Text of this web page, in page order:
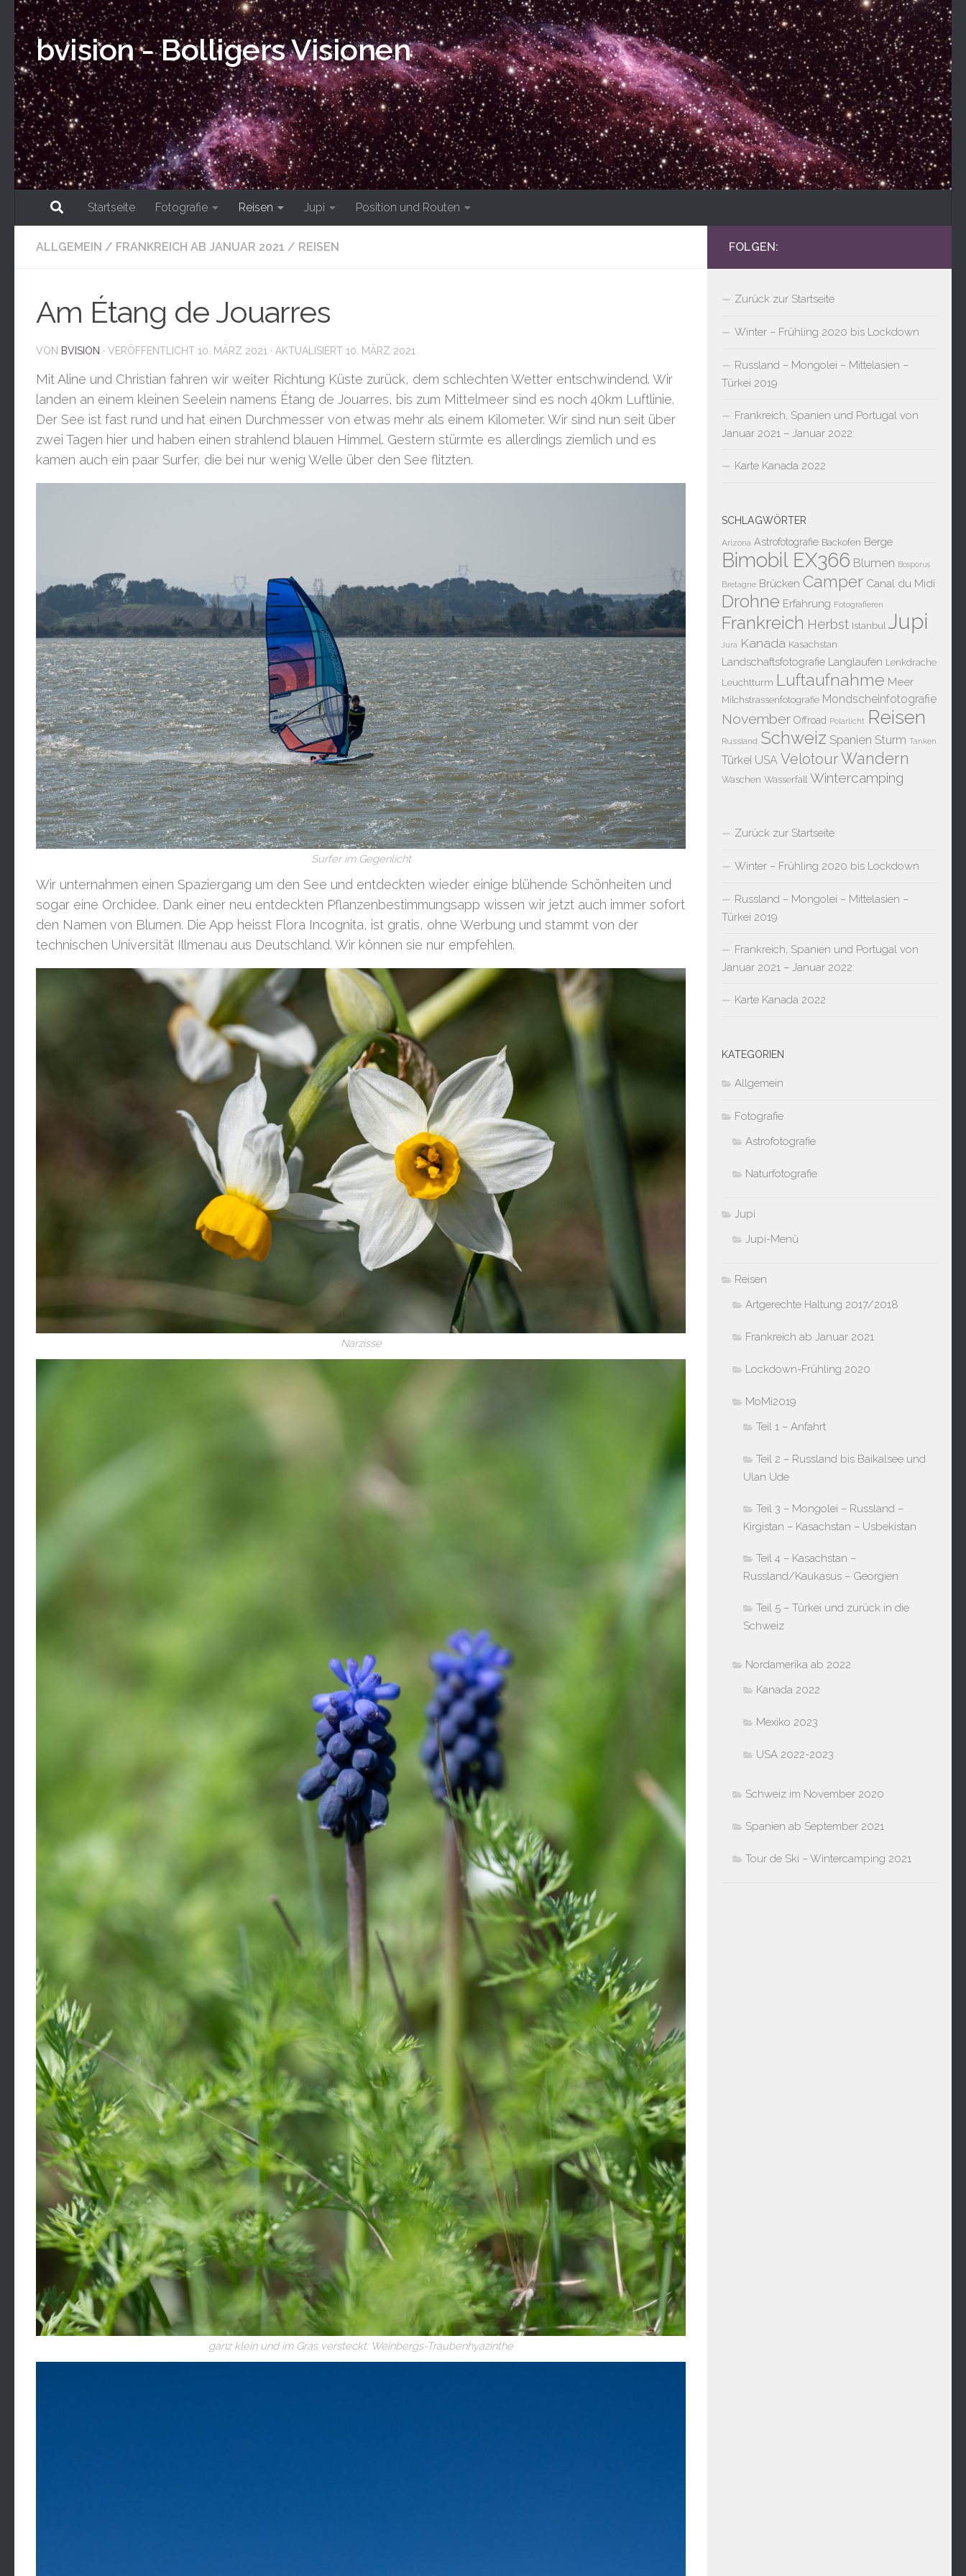
Skip to content
bvision - Bolligers Visionen
Startseite Fotografie Reisen Jupi Position und Routen
ALLGEMEIN / FRANKREICH AB JANUAR 2021 / REISEN
Am Étang de Jouarres
VON BVISION · VERÖFFENTLICHT 10. MÄRZ 2021 · AKTUALISIERT 10. MÄRZ 2021
Mit Aline und Christian fahren wir weiter Richtung Küste zurück, dem schlechten Wetter entschwindend. Wir
landen an einem kleinen Seelein namens Étang de Jouarres, bis zum Mittelmeer sind es noch 40km Luftlinie.
Der See ist fast rund und hat einen Durchmesser von etwas mehr als einem Kilometer. Wir sind nun seit über
zwei Tagen hier und haben einen strahlend blauen Himmel. Gestern stürmte es allerdings ziemlich und es
kamen auch ein paar Surfer, die bei nur wenig Welle über den See flitzten.
Surfer im Gegenlicht
Wir unternahmen einen Spaziergang um den See und entdeckten wieder einige blühende Schönheiten und
sogar eine Orchidee. Dank einer neu entdeckten Pflanzenbestimmungsapp wissen wir jetzt auch immer sofort
den Namen von Blumen. Die App heisst Flora Incognita, ist gratis, ohne Werbung und stammt von der
technischen Universität Illmenau aus Deutschland. Wir können sie nur empfehlen.
Narzisse
ganz klein und im Gras versteckt: Weinbergs-Traubenhyazinthe
FOLGEN:
Zurück zur Startseite
Winter – Frühling 2020 bis Lockdown
Russland – Mongolei – Mittelasien –
Türkei 2019
Frankreich, Spanien und Portugal von
Januar 2021 – Januar 2022:
Karte Kanada 2022
SCHLAGWÖRTER
Arizona Astrofotografie Backofen Berge
Bimobil EX366 Blumen Bosporus
Bretagne Brücken Camper Canal du Midi
Drohne Erfahrung Fotografieren
Frankreich Herbst Istanbul Jupi
Jura Kanada Kasachstan
Landschaftsfotografie Langlaufen Lenkdrache
Leuchtturm Luftaufnahme Meer
Milchstrassenfotografie Mondscheinfotografie
November Offroad Polarlicht Reisen
Russland Schweiz Spanien Sturm Tanken
Türkei USA VelotourWandern
Waschen Wasserfall Wintercamping
Zurück zur Startseite
Winter – Frühling 2020 bis Lockdown
Russland – Mongolei – Mittelasien –
Türkei 2019
Frankreich, Spanien und Portugal von
Januar 2021 – Januar 2022:
Karte Kanada 2022
KATEGORIEN
Allgemein
Fotografie
Astrofotografie
Naturfotografie
Jupi
Jupi-Menü
Reisen
Artgerechte Haltung 2017/2018
Frankreich ab Januar 2021
Lockdown-Frühling 2020
MoMi2019
Teil 1 – Anfahrt
Teil 2 – Russland bis Baikalsee und
Ulan Ude
Teil 3 – Mongolei – Russland –
Kirgistan – Kasachstan – Usbekistan
Teil 4 – Kasachstan –
Russland/Kaukasus – Georgien
Teil 5 – Türkei und zurück in die
Schweiz
Nordamerika ab 2022
Kanada 2022
Mexiko 2023
USA 2022-2023
Schweiz im November 2020
Spanien ab September 2021
Tour de Ski – Wintercamping 2021